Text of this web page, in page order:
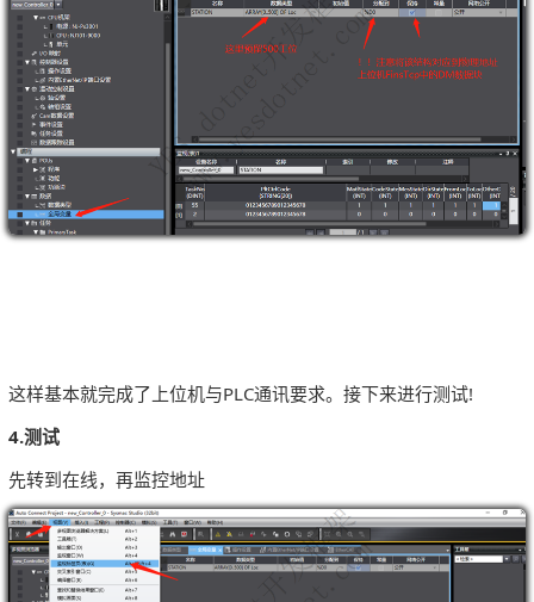
这样基本就完成了上位机与PLC通讯要求。接下来进行测试!
4.测试
先转到在线，再监控地址